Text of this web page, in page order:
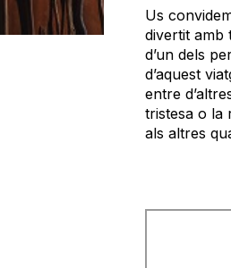
Us
divertit amb
d’un dels
d’aquest
entre
tristesa o la
als altres